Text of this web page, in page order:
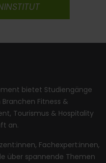
bietet Studiengänge
Fitness &
Tourismus & Hospitality
an.
Fachexpert:innen,
über spannende Themen